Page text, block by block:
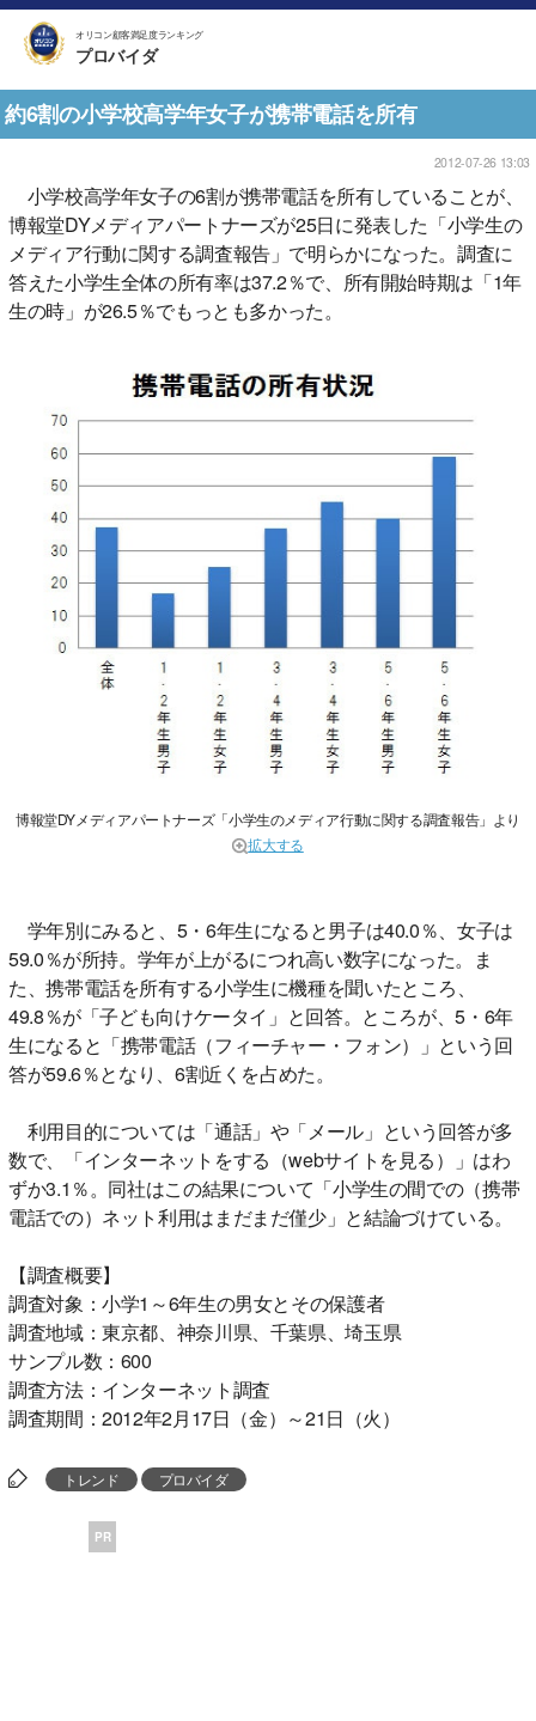
オリコン顧客満足度ランキング
プロバイダ
約6割の小学校高学年女子が携帯電話を所有
2012-07-26 13:03
小学校高学年女子の6割が携帯電話を所有していることが、
博報堂DYメディアパートナーズが25日に発表した「小学生の
メディア行動に関する調査報告」で明らかになった。調査に
答えた小学生全体の所有率は37.2％で、所有開始時期は「1年
生の時」が26.5％でもっとも多かった。
博報堂DYメディアパートナーズ「小学生のメディア行動に関する調査報告」より
拡大する
学年別にみると、5・6年生になると男子は40.0％、女子は
59.0％が所持。学年が上がるにつれ高い数字になった。ま
た、携帯電話を所有する小学生に機種を聞いたところ、
49.8％が「子ども向けケータイ」と回答。ところが、5・6年
生になると「携帯電話（フィーチャー・フォン）」という回
答が59.6％となり、6割近くを占めた。
利用目的については「通話」や「メール」という回答が多
数で、「インターネットをする（webサイトを見る）」はわ
ずか3.1％。同社はこの結果について「小学生の間での（携帯
電話での）ネット利用はまだまだ僅少」と結論づけている。
【調査概要】
調査対象：小学1～6年生の男女とその保護者
調査地域：東京都、神奈川県、千葉県、埼玉県
サンプル数：600
調査方法：インターネット調査
調査期間：2012年2月17日（金）～21日（火）
トレンド プロバイダ
PR